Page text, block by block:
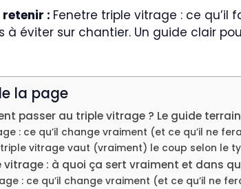
retenir : Fenetre triple vitrage : ce
à éviter sur chantier. Un guide clair
la page
passer au triple vitrage ? Le guide
: ce qu’il change vraiment (et ce qu’il ne
vitrage vaut (vraiment) le coup selon le
vitrage : à quoi ça sert vraiment et dans
: ce qu’il change vraiment (et ce qu’il ne